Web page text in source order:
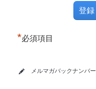
*必須項目
メルマガバックナンバー